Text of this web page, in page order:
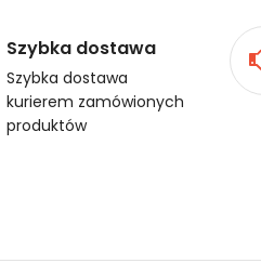
Szybka dostawa
Szybka dostawa
kurierem zamówionych
produktów